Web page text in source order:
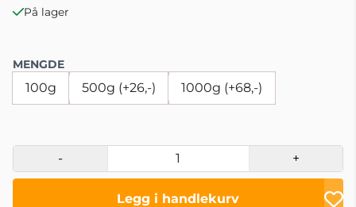
På lager
MENGDE
100g 500g (+26,-) 1000g (+68,-)
- +
Legg i handlekurv